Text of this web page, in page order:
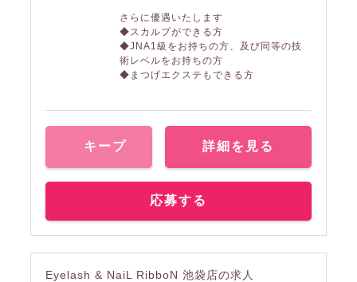
さらに優遇いたします
◆スカルプができる方
◆JNA1級をお持ちの方、及び同等の技
術レベルをお持ちの方
◆まつげエクステもできる方
キープ 詳細を見る
応募する
Eyelash & NaiL RibboN 池袋店の求人